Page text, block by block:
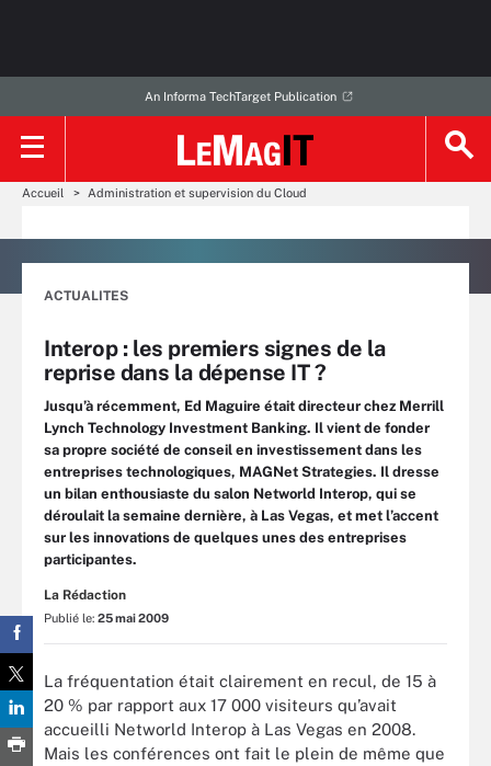
An Informa TechTarget Publication
Accueil Administration et supervision du Cloud
ACTUALITES
Interop : les premiers signes de la
reprise dans la dépense IT ?
Jusqu’à récemment, Ed Maguire était directeur chez Merrill
Lynch Technology Investment Banking. Il vient de fonder
sa propre société de conseil en investissement dans les
entreprises technologiques, MAGNet Strategies. Il dresse
un bilan enthousiaste du salon Networld Interop, qui se
déroulait la semaine dernière, à Las Vegas, et met l’accent
sur les innovations de quelques unes des entreprises
participantes.
La Rédaction
Publié le: 25 mai 2009
La fréquentation était clairement en recul, de 15 à
20 % par rapport aux 17 000 visiteurs qu’avait
accueilli Networld Interop à Las Vegas en 2008.
Mais les conférences ont fait le plein de même que